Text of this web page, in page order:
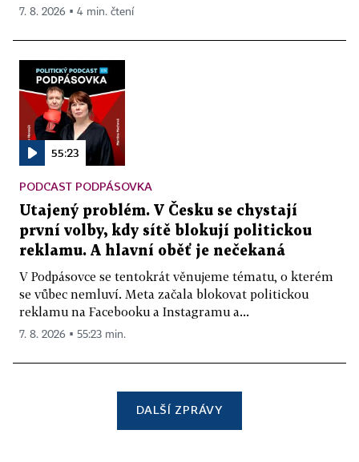
7. 8. 2026 ▪ 4 min. čtení
55:23
PODCAST PODPÁSOVKA
Utajený problém. V Česku se chystají
první volby, kdy sítě blokují politickou
reklamu. A hlavní oběť je nečekaná
V Podpásovce se tentokrát věnujeme tématu, o kterém
se vůbec nemluví. Meta začala blokovat politickou
reklamu na Facebooku a Instagramu a...
7. 8. 2026 ▪ 55:23 min.
DALŠÍ ZPRÁVY